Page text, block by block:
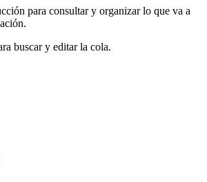
para consultar y organizar lo que va a
buscar y editar la cola.